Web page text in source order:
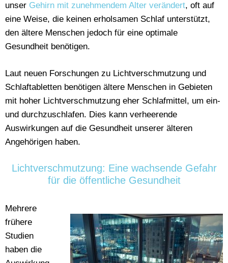
unser Gehirn mit zunehmendem Alter verändert, oft auf
eine Weise, die keinen erholsamen Schlaf unterstützt,
den ältere Menschen jedoch für eine optimale
Gesundheit benötigen.
Laut neuen Forschungen zu Lichtverschmutzung und
Schlaftabletten benötigen ältere Menschen in Gebieten
mit hoher Lichtverschmutzung eher Schlafmittel, um ein-
und durchzuschlafen. Dies kann verheerende
Auswirkungen auf die Gesundheit unserer älteren
Angehörigen haben.
Lichtverschmutzung: Eine wachsende Gefahr
für die öffentliche Gesundheit
Mehrere
frühere
Studien
haben die